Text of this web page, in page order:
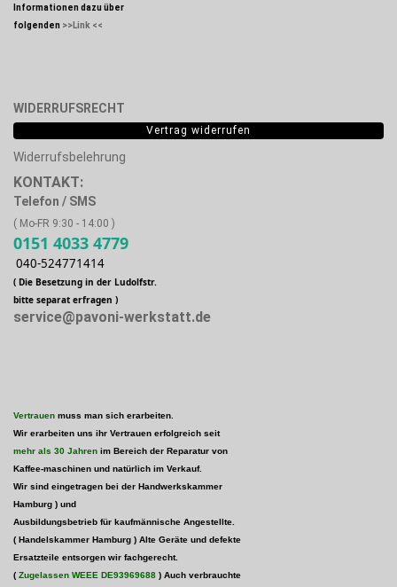
Informationen dazu über
folgenden >>Link <<
WIDERRUFSRECHT
Vertrag widerrufen
Widerrufsbelehrung
KONTAKT:
Telefon / SMS
( Mo-FR 9:30 - 14:00 )
0151 4033 4779
040-524771414
( Die Besetzung in der Ludolfstr.
bitte separat erfragen )
service@pavoni-werkstatt.de
Vertrauen muss man sich erarbeiten.
Wir erarbeiten uns ihr Vertrauen erfolgreich seit
mehr als 30 Jahren im Bereich der Reparatur von
Kaffee-maschinen und natürlich im Verkauf.
Wir sind eingetragen bei der Handwerkskammer
Hamburg ) und
Ausbildungsbetrieb für kaufmännische Angestellte.
( Handelskammer Hamburg ) Alte Geräte und defekte
Ersatzteile entsorgen wir fachgerecht.
( Zugelassen WEEE DE93969688 ) Auch verbrauchte